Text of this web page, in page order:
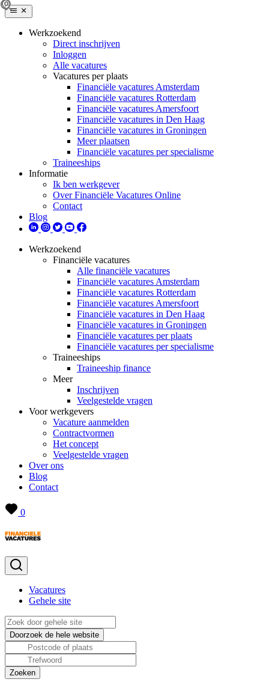
Werkzoekend
Direct inschrijven
Inloggen
Alle vacatures
Vacatures per plaats
Financiële vacatures Amsterdam
Financiële vacatures Rotterdam
Financiële vacatures Amersfoort
Financiële vacatures in Den Haag
Financiële vacatures in Groningen
Meer plaatsen
Financiële vacatures per specialisme
Traineeships
Informatie
Ik ben werkgever
Over Financiële Vacatures Online
Contact
Blog
Werkzoekend
Financiële vacatures
Alle financiële vacatures
Financiële vacatures Amsterdam
Financiële vacatures Rotterdam
Financiële vacatures Amersfoort
Financiële vacatures in Den Haag
Financiële vacatures in Groningen
Financiële vacatures per plaats
Financiële vacatures per specialisme
Traineeships
Traineeship finance
Meer
Inschrijven
Veelgestelde vragen
Voor werkgevers
Vacature aanmelden
Contractvormen
Het concept
Veelgestelde vragen
Over ons
Blog
Contact
0
Vacatures
Gehele site